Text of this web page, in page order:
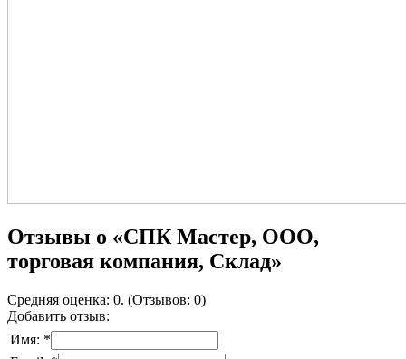
Отзывы о «СПК Мастер, ООО,
торговая компания, Склад»
Средняя оценка: 0. (Отзывов: 0)
Добавить отзыв:
Имя: *